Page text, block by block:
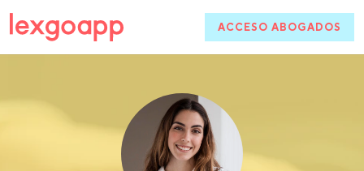
ACCESO ABOGADOS